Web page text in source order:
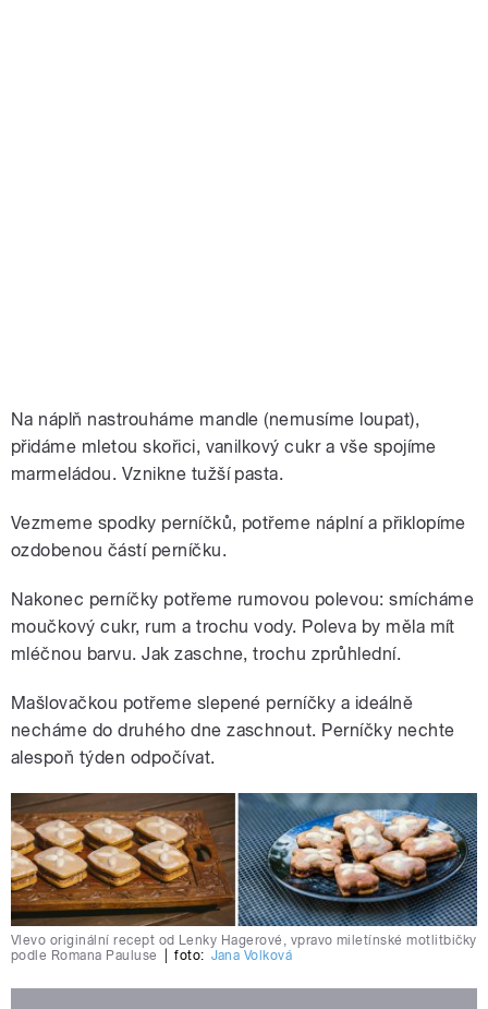
Na náplň nastrouháme mandle (nemusíme loupat),
přidáme mletou skořici, vanilkový cukr a vše spojíme
marmeládou. Vznikne tužší pasta.
Vezmeme spodky perníčků, potřeme náplní a přiklopíme
ozdobenou částí perníčku.
Nakonec perníčky potřeme rumovou polevou: smícháme
moučkový cukr, rum a trochu vody. Poleva by měla mít
mléčnou barvu. Jak zaschne, trochu zprůhlední.
Mašlovačkou potřeme slepené perníčky a ideálně
necháme do druhého dne zaschnout. Perníčky nechte
alespoň týden odpočívat.
Vlevo originální recept od Lenky Hagerové, vpravo miletínské motlitbičky
podle Romana Pauluse
foto: Jana Volková